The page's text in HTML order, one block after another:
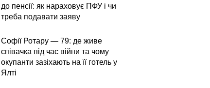
до пенсії: як нараховує ПФУ і чи
треба подавати заяву
Софії Ротару — 79: де живе
співачка під час війни та чому
окупанти зазіхають на її готель у
Ялті